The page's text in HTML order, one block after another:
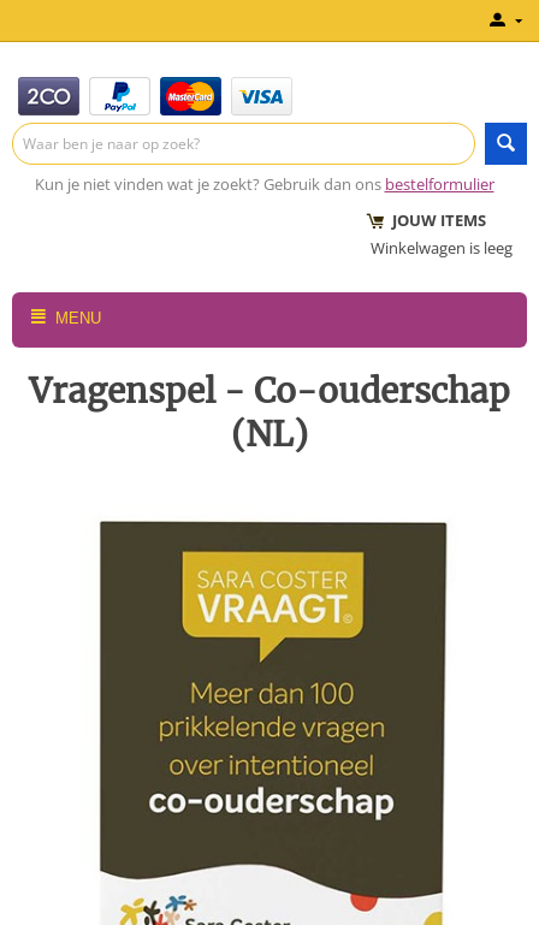
Kun je niet vinden wat je zoekt? Gebruik dan ons bestelformulier
JOUW ITEMS
Winkelwagen is leeg
MENU
Vragenspel - Co-ouderschap
(NL)